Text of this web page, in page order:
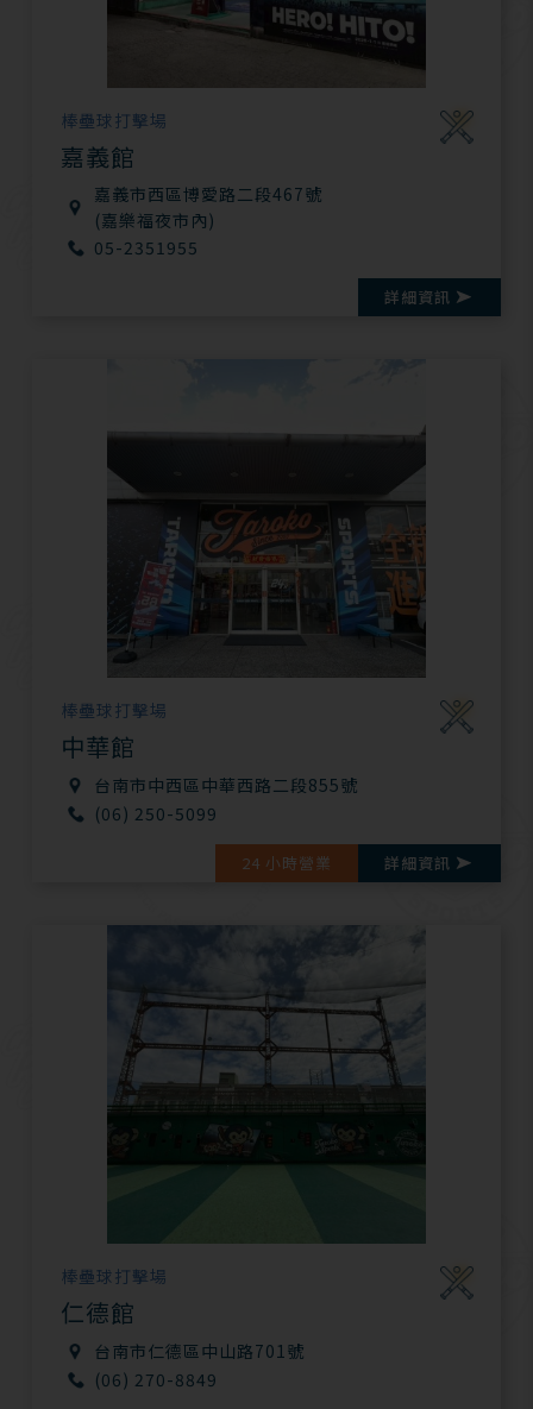
棒壘球打擊場
嘉義館
嘉義市西區博愛路二段467號
(嘉樂福夜市內)
05-2351955
詳細資訊
棒壘球打擊場
中華館
台南市中西區中華西路二段855號
(06) 250-5099
詳細資訊
24 小時營業
棒壘球打擊場
仁德館
台南市仁德區中山路701號
(06) 270-8849